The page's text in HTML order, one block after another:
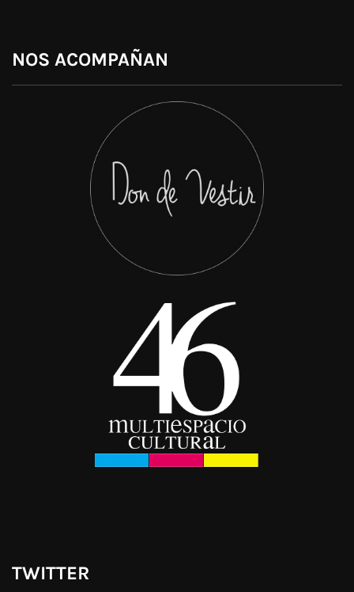
NOS ACOMPAÑAN
TWITTER